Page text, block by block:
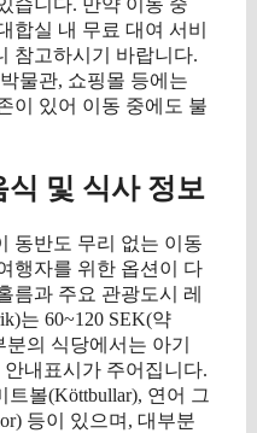
습니다. 만약 이동 중
합실 내 무료 대여 서비
참고하시기 바랍니다.
물관, 쇼핑몰 등에는
이 있어 이동 중에도 불
및 식사 정보
동반도 무리 없는 이동
행자를 위한 옵션이 다
름과 주요 관광도시 레
는 60~120 SEK(약
의 식당에서는 아기
내표시가 주어집니다.
볼(Köttbullar), 연어 그
등이 있으며, 대부분